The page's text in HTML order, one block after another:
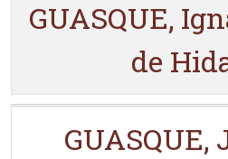
GUASQUE,
de
GUASQUE,